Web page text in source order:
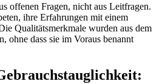
offenen Fragen, nicht aus Leitfragen.
ihre Erfahrungen mit einem
Qualitätsmerkmale wurden aus dem
ohne dass sie im Voraus benannt